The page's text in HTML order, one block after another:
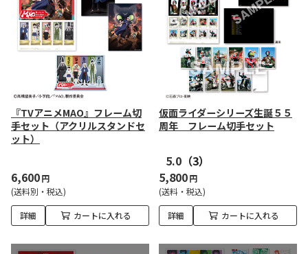
『TVアニメMAO』フレーム切
手セット（アクリルスタンドセ
ット）
6,600円
(送料別・税込)
詳細 カートに入れる
仮面ライダーシリーズ生誕５５
周年 フレーム切手セット
5.0 （3）
5,800円
(送料・税込)
詳細 カートに入れる